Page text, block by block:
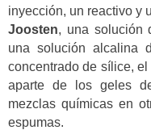
inyección, un reactivo y
Joosten, una solución
una solución alcalina
concentrado de sílice,
aparte de los geles
mezclas químicas en
espumas.